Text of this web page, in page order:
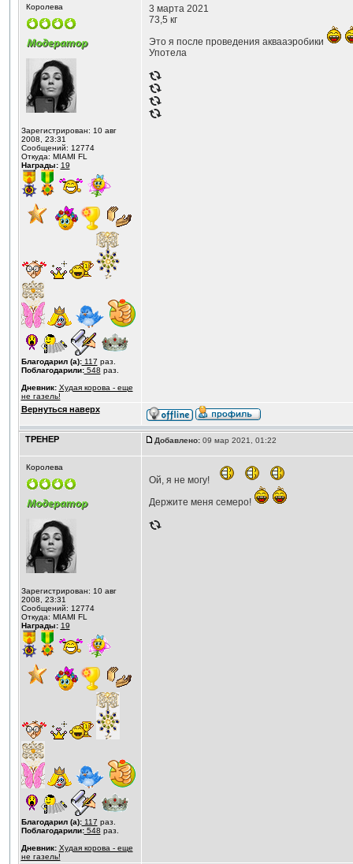
Королева
Зарегистрирован: 10 авг
2008, 23:31
Сообщений: 12774
Откуда: MIAMI FL
Награды: 19
Благодарил (а):117 раз.
Поблагодарили:548 раз.
Дневник: Худая корова - еще
не газель!
3 марта 2021
73,5 кг
Это я после проведения аквааэробики
Употела
Вернуться наверх
ТРЕНЕР Добавлено:09 мар 2021, 01:22
Королева
Зарегистрирован: 10 авг
2008, 23:31
Сообщений: 12774
Откуда: MIAMI FL
Награды: 19
Благодарил (а):117 раз.
Поблагодарили:548 раз.
Дневник: Худая корова - еще
не газель!
Ой, я не могу!
Держите меня семеро!